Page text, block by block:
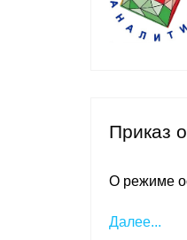
Приказ
О режиме
Далее...